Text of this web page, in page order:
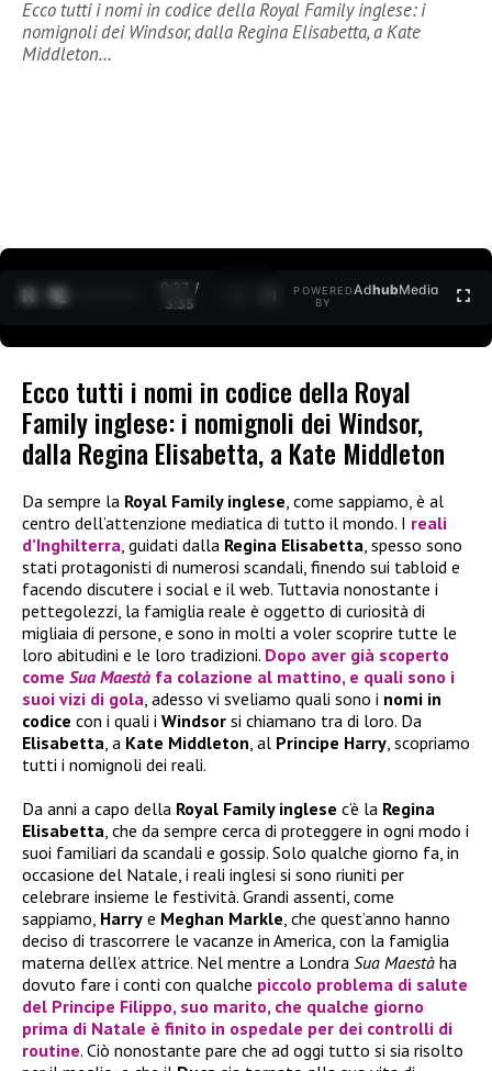
Ecco tutti i nomi in codice della Royal Family inglese: i
nomignoli dei Windsor, dalla Regina Elisabetta, a Kate
Middleton…
0:27 /
3:35
POWERED
BY
AdhubMedia
Ecco tutti i nomi in codice della Royal
Family inglese: i nomignoli dei Windsor,
dalla Regina Elisabetta, a Kate Middleton
Da sempre la Royal Family inglese, come sappiamo, è al
centro dell’attenzione mediatica di tutto il mondo. I reali
d’Inghilterra, guidati dalla Regina Elisabetta, spesso sono
stati protagonisti di numerosi scandali, finendo sui tabloid e
facendo discutere i social e il web. Tuttavia nonostante i
pettegolezzi, la famiglia reale è oggetto di curiosità di
migliaia di persone, e sono in molti a voler scoprire tutte le
loro abitudini e le loro tradizioni. Dopo aver già scoperto
come Sua Maestà fa colazione al mattino, e quali sono i
suoi vizi di gola, adesso vi sveliamo quali sono i nomi in
codice con i quali i Windsor si chiamano tra di loro. Da
Elisabetta, a Kate Middleton, al Principe Harry, scopriamo
tutti i nomignoli dei reali.
Da anni a capo della Royal Family inglese c’è la Regina
Elisabetta, che da sempre cerca di proteggere in ogni modo i
suoi familiari da scandali e gossip. Solo qualche giorno fa, in
occasione del Natale, i reali inglesi si sono riuniti per
celebrare insieme le festività. Grandi assenti, come
sappiamo, Harry e Meghan Markle, che quest’anno hanno
deciso di trascorrere le vacanze in America, con la famiglia
materna dell’ex attrice. Nel mentre a Londra Sua Maestà ha
dovuto fare i conti con qualche piccolo problema di salute
del Principe Filippo, suo marito, che qualche giorno
prima di Natale è finito in ospedale per dei controlli di
routine. Ciò nonostante pare che ad oggi tutto si sia risolto